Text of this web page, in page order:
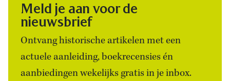
Meld je aan voor de
nieuwsbrief
Ontvang historische artikelen met een
actuele aanleiding, boekrecensies én
aanbiedingen wekelijks gratis in je inbox.